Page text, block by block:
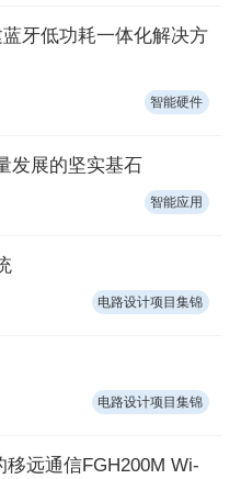
牙低功耗一体化解决方
智能硬件
发展的坚实基石
智能应用
电路设计项目集锦
电路设计项目集锦
远通信FGH200M Wi-